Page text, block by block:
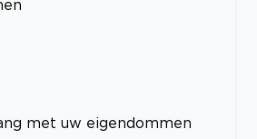
met uw eigendommen